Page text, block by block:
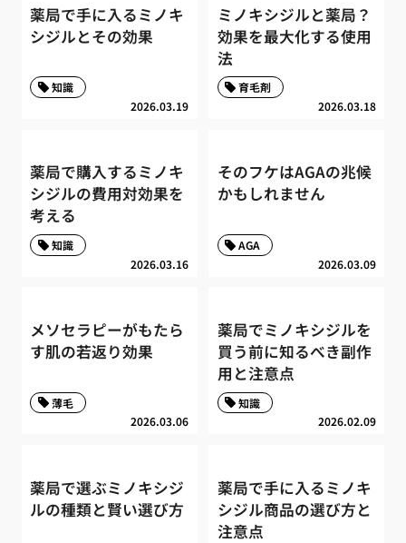
薬局で手に入るミノキ
シジルとその効果
2026.03.19
知識
ミノキシジルと薬局？
効果を最大化する使用
法
2026.03.18
育毛剤
薬局で購入するミノキ
シジルの費用対効果を
考える
2026.03.16
知識
そのフケはAGAの兆候
かもしれません
2026.03.09
AGA
メソセラピーがもたら
す肌の若返り効果
2026.03.06
薄毛
薬局でミノキシジルを
買う前に知るべき副作
用と注意点
2026.02.09
知識
薬局で選ぶミノキシジ
ルの種類と賢い選び方
薬局で手に入るミノキ
シジル商品の選び方と
注意点